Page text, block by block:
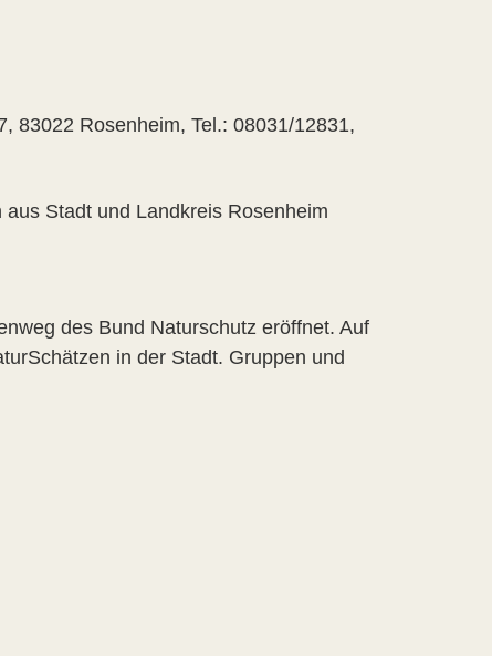
83022 Rosenheim, Tel.: 08031/12831,
Stadt und Landkreis Rosenheim
des Bund Naturschutz eröffnet. Auf
in der Stadt. Gruppen und